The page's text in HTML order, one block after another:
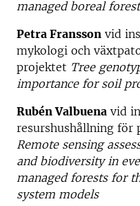
managed boreal
Petra Fransson vid
mykologi och
projektet Tree
importance for soil
Rubén Valbuena vid
resurshushållning för
Remote sensing
and biodiversity in
managed forests for
system models